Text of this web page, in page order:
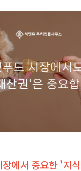
에서 중요한 '지